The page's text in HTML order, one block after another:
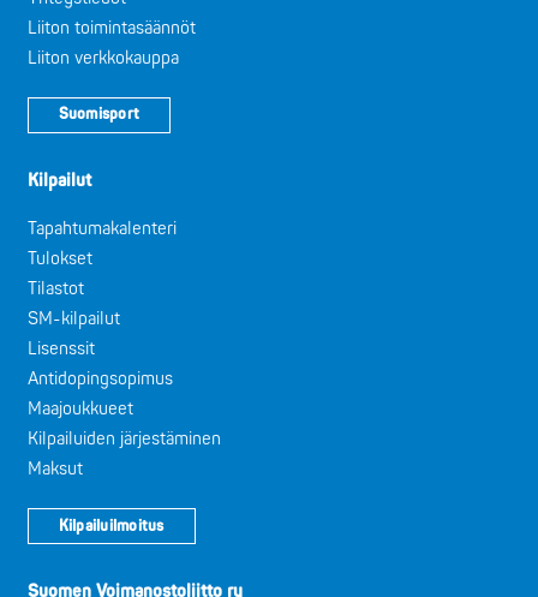
Liiton toimintasäännöt
Liiton verkkokauppa
Suomisport
Kilpailut
Tapahtumakalenteri
Tulokset
Tilastot
SM-kilpailut
Lisenssit
Antidopingsopimus
Maajoukkueet
Kilpailuiden järjestäminen
Maksut
Kilpailuilmoitus
Suomen Voimanostoliitto ry